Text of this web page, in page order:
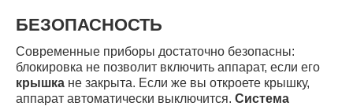
БЕЗОПАСНОСТЬ
Современные приборы достаточно безопасны:
блокировка не позволит включить аппарат, если его
крышка не закрыта. Если же вы откроете крышку,
аппарат автоматически выключится. Система